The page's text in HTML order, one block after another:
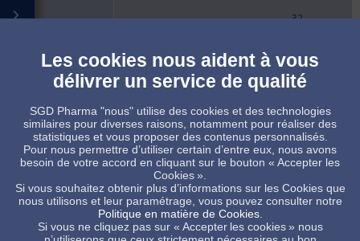
34570 250 310 145 32 136
34571 500 588 245 32
mm
34645 300 347 175 32
mm
Produit sur commande, sous réserve de quantité minimum
Produit standard, sous réserve des disponibilités de stock
Les cookies nous aident à vous
délivrer un service de qualité
SGD Pharma "nous" utilise des cookies et des technologies
similaires pour diverses raisons, notamment pour réaliser des
statistiques et vous proposer des contenus personnalisés.
Pour nous permettre d’utiliser certain d’entre eux, nous avons
besoin de votre accord en cliquant sur le bouton « Accepter les
Cookies ».
Si vous souhaitez obtenir plus d’informations sur les Cookies que
nous utilisons et leur paramétrage, vous pouvez consulter notre
Politique en matière de Cookies.
Si vous ne cliquez pas sur « Accepter les cookies » nous